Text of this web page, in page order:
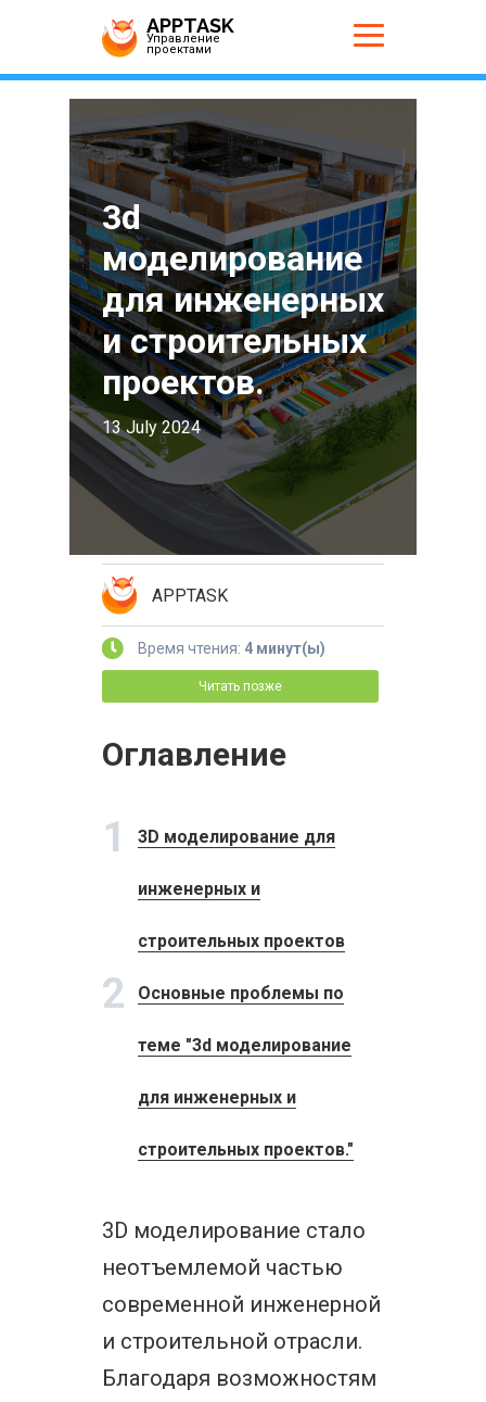
APPTASK
Управление
проектами
3d
моделирование
для инженерных
и строительных
проектов.
13 July 2024
APPTASK
Время чтения: 4 минут(ы)
Читать позже
Оглавление
1 3D моделирование для
инженерных и
строительных проектов
2 Основные проблемы по
теме "3d моделирование
для инженерных и
строительных проектов."
3D моделирование стало
неотъемлемой частью
современной инженерной
и строительной отрасли.
Благодаря возможностям